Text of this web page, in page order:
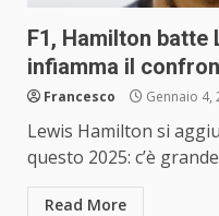
F1, Hamilton
infiamma il
Francesco Gennaio 4,
Lewis Hamilton si
questo 2025: c’è
Read More